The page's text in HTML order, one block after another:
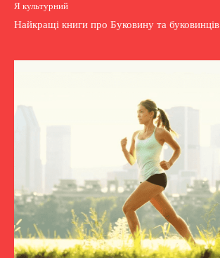
Я культурний
Найкращі книги про Буковину та буковинців